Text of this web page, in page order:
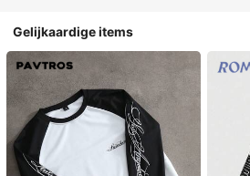
Gelijkaardige items